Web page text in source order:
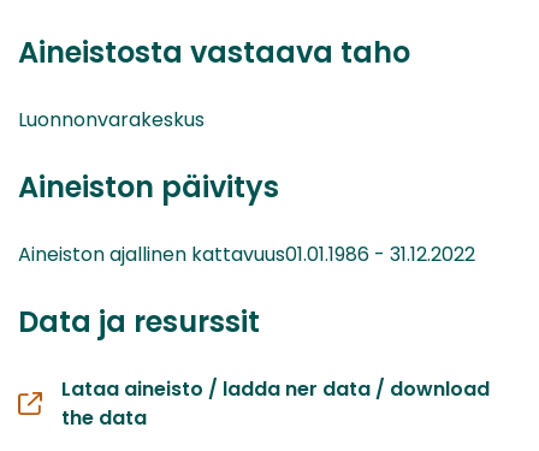
Aineistosta vastaava taho
Luonnonvarakeskus
Aineiston päivitys
Aineiston ajallinen kattavuus01.01.1986 - 31.12.2022
Data ja resurssit
Lataa aineisto / ladda ner data / download
the data